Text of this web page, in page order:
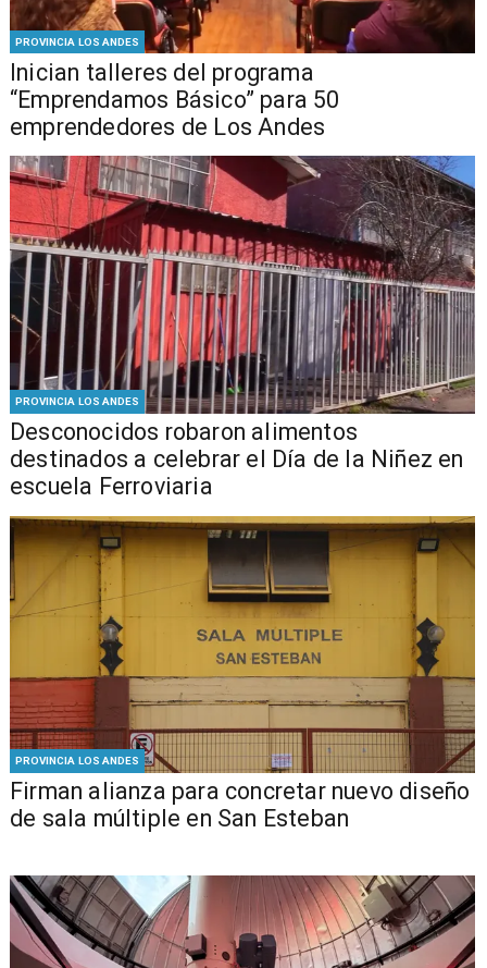
PROVINCIA LOS ANDES
Inician talleres del programa
“Emprendamos Básico” para 50
emprendedores de Los Andes
PROVINCIA LOS ANDES
Desconocidos robaron alimentos
destinados a celebrar el Día de la Niñez en
escuela Ferroviaria
PROVINCIA LOS ANDES
​​Firman alianza para concretar nuevo diseño
de sala múltiple en San Esteban